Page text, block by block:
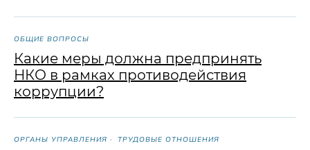
ОБЩИЕ ВОПРОСЫ
Какие меры должна предпринять
НКО в рамках противодействия
коррупции?
ОРГАНЫ УПРАВЛЕНИЯ ТРУДОВЫЕ ОТНОШЕНИЯ